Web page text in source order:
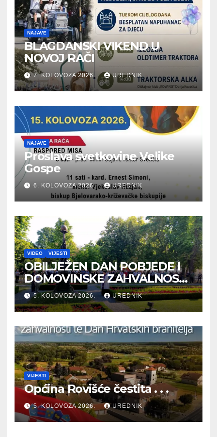
NAJAVE
BLAGDANSKI VIKEND U
NOVOJ RAČI
7. KOLOVOZA 2026. UREDNIK
NAJAVE
Proslava svetkovine Velike
Gospe
6. KOLOVOZA 2026. UREDNIK
VIDEO VIJESTI
OBILJEŽEN DAN POBJEDE I
DOMOVINSKE ZAHVALNOSTI
TE DAN HRVATSKIH
BRANITELJA
5. KOLOVOZA 2026. UREDNIK
VIJESTI
Općina Rovišće čestita . . .
5. KOLOVOZA 2026. UREDNIK